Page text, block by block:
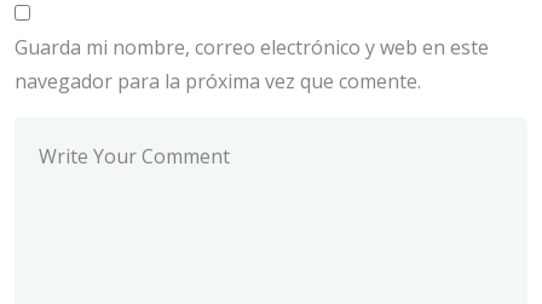
Guarda mi nombre, correo electrónico y web en este
navegador para la próxima vez que comente.